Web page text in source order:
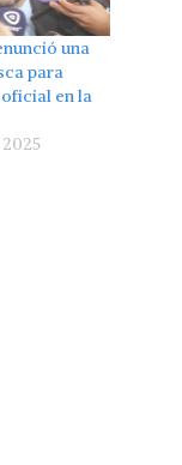
una
para
en la